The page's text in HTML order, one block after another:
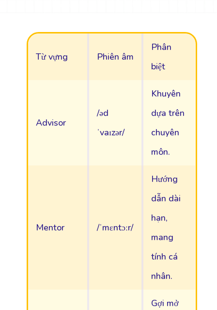
Từ vựng Phiên âm
Phân
biệt
Advisor
/əd
ˈvaɪzər/
Khuyên
dựa trên
chuyên
môn.
Mentor /ˈmɛntɔːr/
Hướng
dẫn dài
hạn,
mang
tính cá
nhân.
Gợi mở